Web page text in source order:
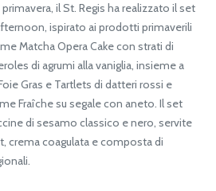
il St. Regis ha realizzato il set
ispirato ai prodotti primaverili
Matcha Opera Cake con strati di
di agrumi alla vaniglia, insieme a
Gras e Tartlets di datteri rossi e
Fraîche su segale con aneto. Il set
di sesamo classico e nero, servite
crema coagulata e composta di